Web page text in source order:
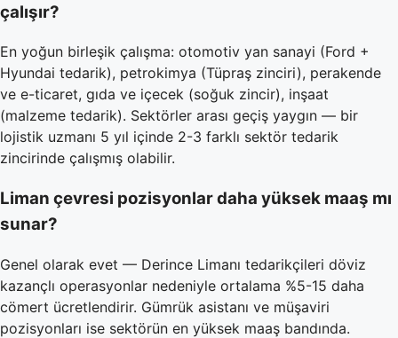
çalışır?
En yoğun birleşik çalışma: otomotiv yan sanayi (Ford +
Hyundai tedarik), petrokimya (Tüpraş zinciri), perakende
ve e-ticaret, gıda ve içecek (soğuk zincir), inşaat
(malzeme tedarik). Sektörler arası geçiş yaygın — bir
lojistik uzmanı 5 yıl içinde 2-3 farklı sektör tedarik
zincirinde çalışmış olabilir.
Liman çevresi pozisyonlar daha yüksek maaş mı
sunar?
Genel olarak evet — Derince Limanı tedarikçileri döviz
kazançlı operasyonlar nedeniyle ortalama %5-15 daha
cömert ücretlendirir. Gümrük asistanı ve müşaviri
pozisyonları ise sektörün en yüksek maaş bandında.